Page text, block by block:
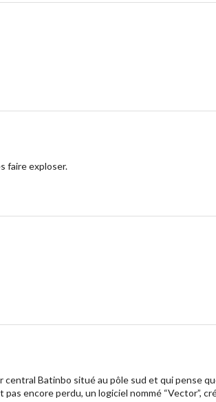
faire exploser.
central Batinbo situé au pôle sud et qui pense
encore perdu, un logiciel nommé “Vector”,